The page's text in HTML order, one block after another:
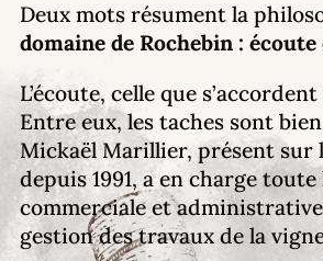
Deux mots résument la
domaine de Rochebin :
L’écoute, celle que
Entre eux, les taches sont
Mickaël Marillier, présent sur
depuis 1991, a en charge
commerciale et
gestion des travaux de la